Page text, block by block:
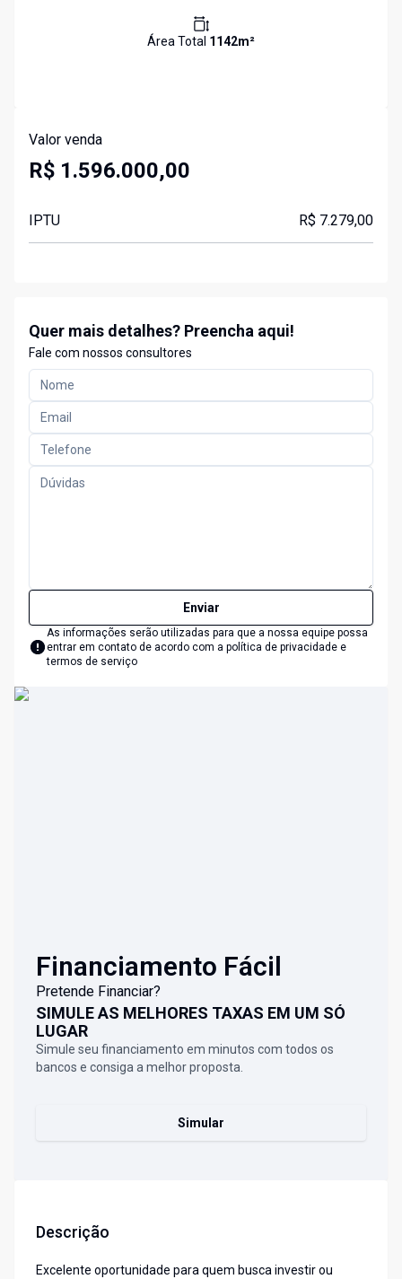
Área Total 1142m²
Valor venda
R$ 1.596.000,00
IPTU R$ 7.279,00
Quer mais detalhes? Preencha aqui!
Fale com nossos consultores
Enviar
As informações serão utilizadas para que a nossa equipe possa
entrar em contato de acordo com a política de privacidade e
termos de serviço
Financiamento Fácil
Pretende Financiar?
SIMULE AS MELHORES TAXAS EM UM SÓ
LUGAR
Simule seu financiamento em minutos com todos os
bancos e consiga a melhor proposta.
Simular
Descrição
Excelente oportunidade para quem busca investir ou